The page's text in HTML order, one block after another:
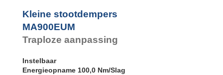
SC²650
MA30 tot MA900
Kleine stootdempers
MA900EUM
Traploze aanpassing
Instelbaar
Energieopname 100,0 Nm/Slag